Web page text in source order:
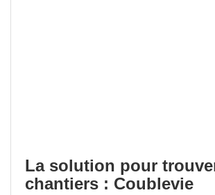
La solution pour
chantiers : Coublevie